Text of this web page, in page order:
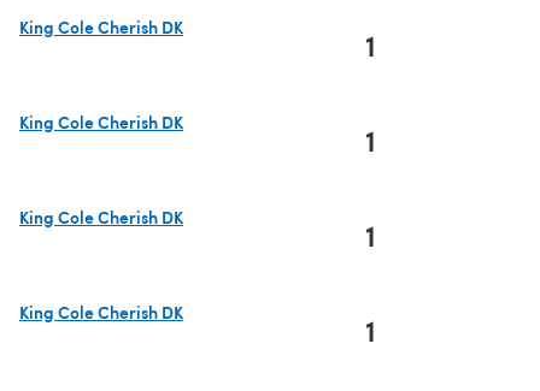
King Cole Cherish DK
1
King Cole Cherish DK
1
King Cole Cherish DK
1
King Cole Cherish DK
1